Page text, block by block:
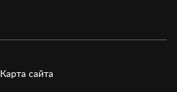
Карта сайта